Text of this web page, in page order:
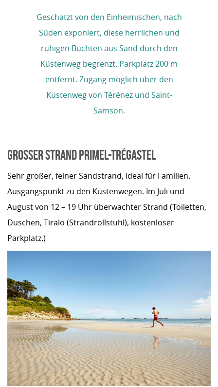
Geschätzt von den Einheimischen, nach
Süden exponiert, diese herrlichen und
ruhigen Buchten aus Sand durch den
Küstenweg begrenzt. Parkplatz 200 m
entfernt. Zugang möglich über den
Küstenweg von Térénez und Saint-
Samson.
GROSSER STRAND PRIMEL-TRÉGASTEL
Sehr großer, feiner Sandstrand, ideal für Familien.
Ausgangspunkt zu den Küstenwegen. Im Juli und
August von 12 – 19 Uhr überwachter Strand (Toiletten,
Duschen, Tiralo (Strandrollstuhl), kostenloser
Parkplatz.)